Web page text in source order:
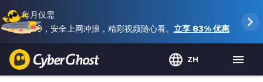
每月仅需
$2.19 ，安全上网冲浪，精彩视频随心看。 立享 83%优惠
ZH